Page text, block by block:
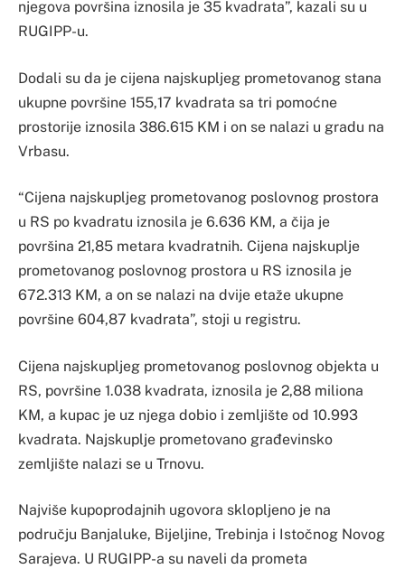
njegova površina iznosila je 35 kvadrata”, kazali su u
RUGIPP-u.
Dodali su da je cijena najskupljeg prometovanog stana
ukupne površine 155,17 kvadrata sa tri pomoćne
prostorije iznosila 386.615 KM i on se nalazi u gradu na
Vrbasu.
“Cijena najskupljeg prometovanog poslovnog prostora
u RS po kvadratu iznosila je 6.636 KM, a čija je
površina 21,85 metara kvadratnih. Cijena najskuplje
prometovanog poslovnog prostora u RS iznosila je
672.313 KM, a on se nalazi na dvije etaže ukupne
površine 604,87 kvadrata”, stoji u registru.
Cijena najskupljeg prometovanog poslovnog objekta u
RS, površine 1.038 kvadrata, iznosila je 2,88 miliona
KM, a kupac je uz njega dobio i zemljište od 10.993
kvadrata. Najskuplje prometovano građevinsko
zemljište nalazi se u Trnovu.
Najviše kupoprodajnih ugovora sklopljeno je na
području Banjaluke, Bijeljine, Trebinja i Istočnog Novog
Sarajeva. U RUGIPP-a su naveli da prometa